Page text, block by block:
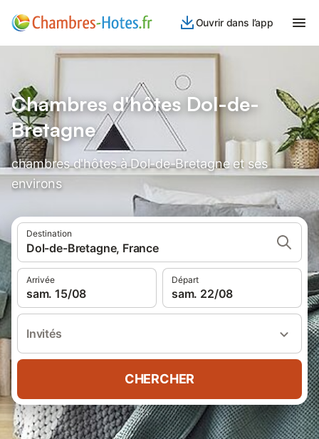
Ouvrir dans l’app
Chambres d'hôtes Dol-de-
Bretagne
chambres d'hôtes à Dol-de-Bretagne et ses
environs
Destination
Dol-de-Bretagne, France
Arrivée
sam. 15/08
Départ
sam. 22/08
Invités
CHERCHER